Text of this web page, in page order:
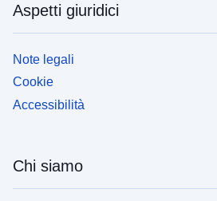
Aspetti giuridici
Note legali
Cookie
Accessibilità
Chi siamo